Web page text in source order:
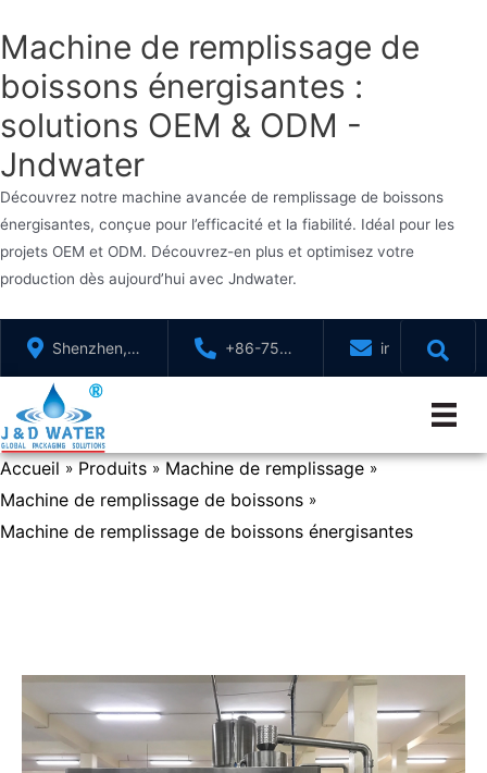
Machine de remplissage de
boissons énergisantes :
solutions OEM & ODM -
Jndwater
Découvrez notre machine avancée de remplissage de boissons
énergisantes, conçue pour l’efficacité et la fiabilité. Idéal pour les
projets OEM et ODM. Découvrez-en plus et optimisez votre
production dès aujourd’hui avec Jndwater.
contenu
Shenzhen,
GuangDong,
Chine
+86-755-
88321071
Accueil » Produits » Machine de remplissage »
Machine de remplissage de boissons »
Machine de remplissage de boissons énergisantes